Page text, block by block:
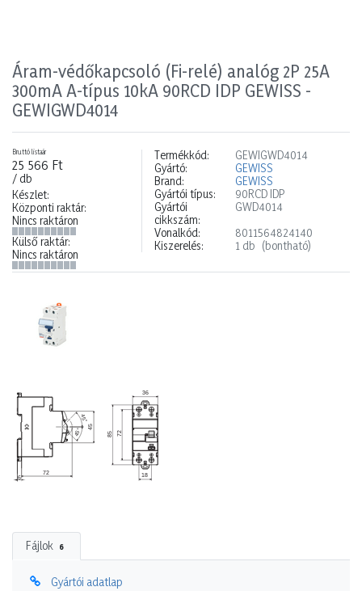
Áram-védőkapcsoló (Fi-relé) analóg 2P 25A
300mA A-típus 10kA 90RCD IDP GEWISS -
GEWIGWD4014
Bruttó listaár
25 566 Ft
/ db
Készlet:
Központi raktár:
Nincs raktáron
Külső raktár:
Nincs raktáron
Termékkód:
GEWIGWD4014
Gyártó:
GEWISS
Brand:
GEWISS
Gyártói típus:
90RCD IDP
Gyártói
cikkszám:
GWD4014
Vonalkód:
8011564824140
Kiszerelés:
1 db (bontható)
Fájlok 6
Gyártói adatlap